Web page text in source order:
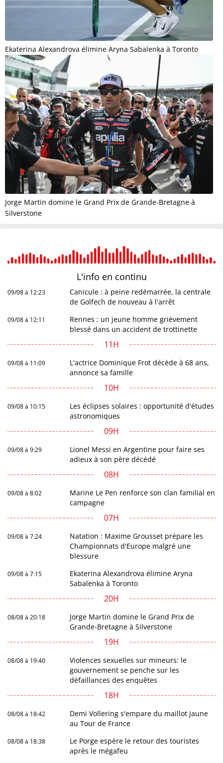
Ekaterina Alexandrova élimine Aryna Sabalenka à Toronto
Jorge Martin domine le Grand Prix de Grande-Bretagne à
Silverstone
L'info en continu
09/08 à 12:23
Canicule : à peine redémarrée, la centrale
de Golfech de nouveau à l'arrêt
09/08 à 12:11
Rennes : un jeune homme grièvement
blessé dans un accident de trottinette
11H
09/08 à 11:09
L'actrice Dominique Frot décède à 68 ans,
annonce sa famille
10H
09/08 à 10:15
Les éclipses solaires : opportunité d'études
astronomiques
09H
09/08 à 9:29
Lionel Messi en Argentine pour faire ses
adieux à son père décédé
08H
09/08 à 8:02
Marine Le Pen renforce son clan familial en
campagne
07H
09/08 à 7:24
Natation : Maxime Grousset prépare les
Championnats d'Europe malgré une
blessure
09/08 à 7:15
Ekaterina Alexandrova élimine Aryna
Sabalenka à Toronto
20H
08/08 à 20:18
Jorge Martin domine le Grand Prix de
Grande-Bretagne à Silverstone
19H
08/08 à 19:40
Violences sexuelles sur mineurs: le
gouvernement se penche sur les
défaillances des enquêtes
18H
08/08 à 18:42
Demi Vollering s'empare du maillot jaune
au Tour de France
08/08 à 18:38
Le Porge espère le retour des touristes
après le mégafeu